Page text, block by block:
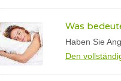
Was
Haben Sie
Den